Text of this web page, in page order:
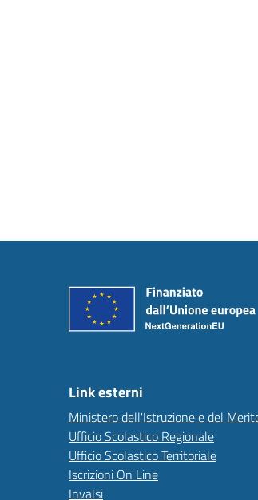
Link esterni
Ministero dell'Istruzione e del
Ufficio Scolastico Regionale
Ufficio Scolastico Territoriale
Iscrizioni On Line
Invalsi